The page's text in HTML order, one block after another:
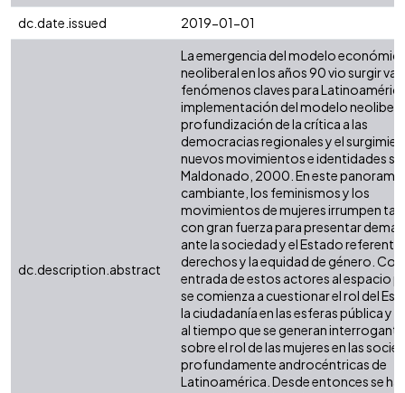
dc.date.issued
2019-01-01
dc.description.abstract
La emergencia del modelo
neoliberal en los años 90 vio surgir
fenómenos claves para
implementación del modelo
profundización de la crítica a las
democracias regionales y el
nuevos movimientos e identidades
Maldonado, 2000. En este panorama
cambiante, los feminismos y los
movimientos de mujeres irrumpen
con gran fuerza para presentar
ante la sociedad y el Estado
derechos y la equidad de género. Con
entrada de estos actores al espacio
se comienza a cuestionar el rol del
la ciudadanía en las esferas pública y
al tiempo que se generan
sobre el rol de las mujeres en las
profundamente androcéntricas de
Latinoamérica. Desde entonces se ha